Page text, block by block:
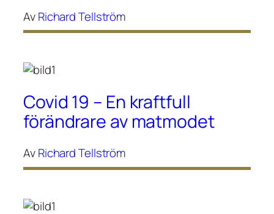
AvRichard Tellström
Covid 19 – En kraftfull
förändrare av matmodet
AvRichard Tellström